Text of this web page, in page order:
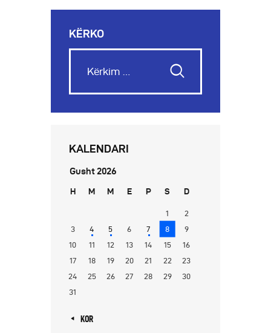
KËRKO
KALENDARI
Gusht 2026
H M M E P S D
1
2
3
4 5 6 7 8
9
10
11 12 13 14 15
16
17
18 19 20 21 22
23
24
25 26 27 28 29
30
31
« KOR